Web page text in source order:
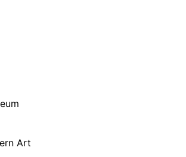
Art